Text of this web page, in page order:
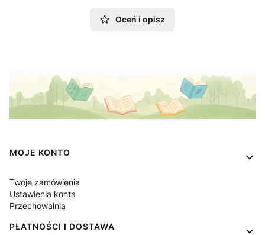
Oceń i opisz
Linki w stopce
MOJE KONTO
Twoje zamówienia
Ustawienia konta
Przechowalnia
PŁATNOŚCI I DOSTAWA